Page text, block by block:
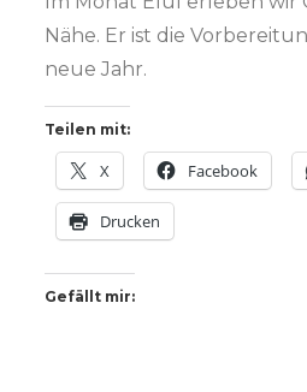
Nähe. Er ist die
neue Jahr.
Teilen mit:
X Facebook
Drucken
Gefällt mir: